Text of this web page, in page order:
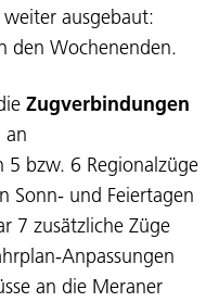
ausgebaut:
den Wochenenden.
Zugverbindungen
an
5 bzw. 6 Regionalzüge
Sonn- und Feiertagen
7 zusätzliche Züge
Anpassungen
an die Meraner